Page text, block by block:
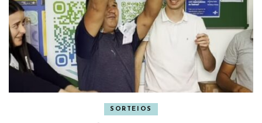
SORTEIOS